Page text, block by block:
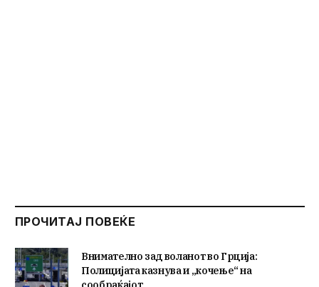
ПРОЧИТАЈ ПОВЕЌЕ
Внимателно зад воланот во Грција:
Полицијата казнува и „кочење“ на